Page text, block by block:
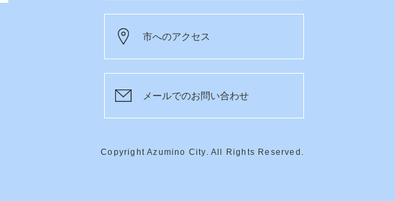
市へのアクセス
メールでのお問い合わせ
Copyright Azumino City. All Rights Reserved.